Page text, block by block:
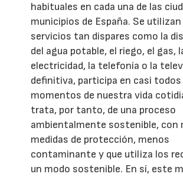
habituales en cada una de las
municipios de España. Se utilizan
servicios tan dispares como la
del agua potable, el riego, el gas,
electricidad, la telefonía o la
definitiva, participa en casi todos
momentos de nuestra vida
trata, por tanto, de una proceso
ambientalmente sostenible, con
medidas de protección, menos
contaminante y que utiliza los
un modo sostenible. En sí, este